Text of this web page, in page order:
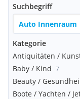
Suchbegriff
Kategorie
Antiquitäten /
Baby / Kind 7
Beauty /
Boote / Yachten /